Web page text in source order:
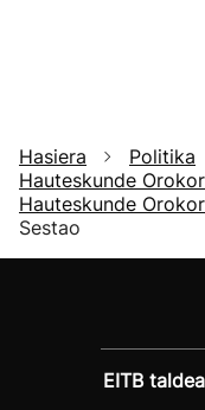
Hasiera Politika
Hauteskunde
Hauteskunde
Sestao
EITB taldea